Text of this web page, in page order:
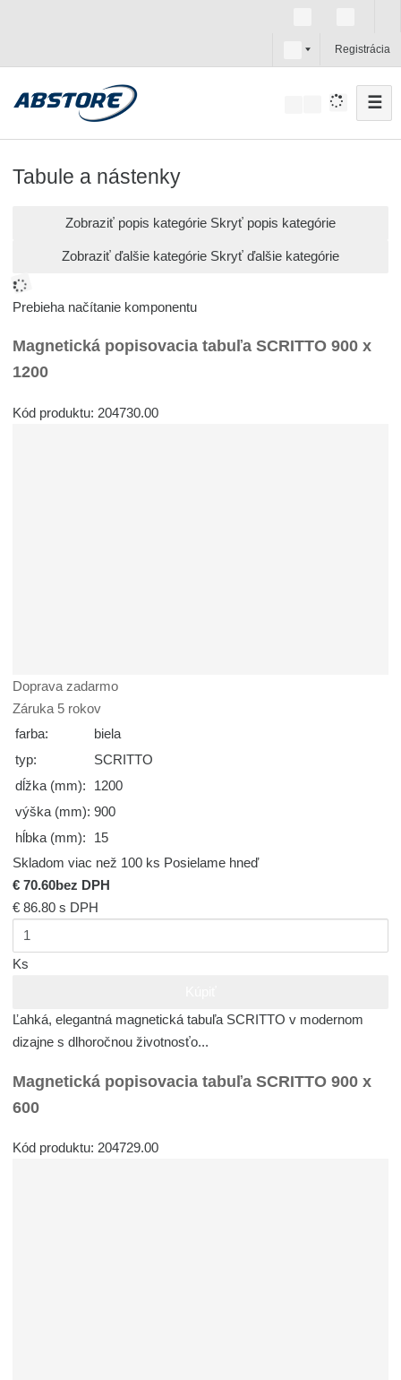
s
k
Registrácia
v
e
☰
Tabule a nástenky
Zobraziť popis kategórie Skryť popis kategórie
Zobraziť ďalšie kategórie Skryť ďalšie kategórie
Prebieha načítanie komponentu
Magnetická popisovacia tabuľa SCRITTO 900 x
1200
Kód produktu: 204730.00
Doprava zadarmo
Záruka 5 rokov
farba:
biela
typ:
SCRITTO
dĺžka (mm):
1200
výška (mm): 900
hĺbka (mm):
15
Skladom viac než 100 ks Posielame hneď
€ 70.60bez DPH
€ 86.80s DPH
Ks
Ľahká, elegantná magnetická tabuľa SCRITTO v modernom
dizajne s dlhoročnou životnosťo...
Magnetická popisovacia tabuľa SCRITTO 900 x
600
Kód produktu: 204729.00